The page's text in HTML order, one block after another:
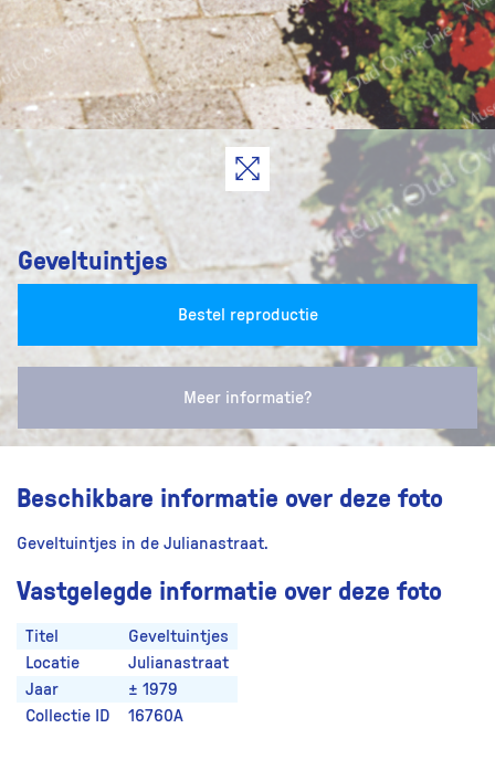
Geveltuintjes
Bestel reproductie
Meer informatie?
Beschikbare informatie over deze foto
Geveltuintjes in de Julianastraat.
Vastgelegde informatie over deze foto
Titel
Geveltuintjes
Locatie
Julianastraat
Jaar
± 1979
Collectie ID
16760A